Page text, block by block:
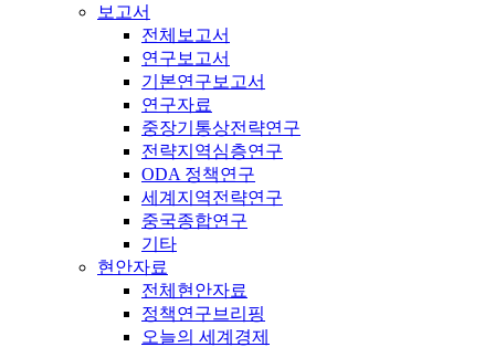
보고서
전체보고서
연구보고서
기본연구보고서
연구자료
중장기통상전략연구
전략지역심층연구
ODA 정책연구
세계지역전략연구
중국종합연구
기타
현안자료
전체현안자료
정책연구브리핑
오늘의 세계경제